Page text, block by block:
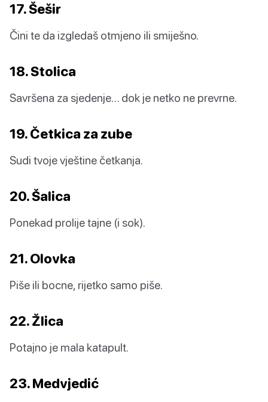
17. Šešir
Čini te da izgledaš otmjeno ili smiješno.
18. Stolica
Savršena za sjedenje… dok je netko ne prevrne.
19. Četkica za zube
Sudi tvoje vještine četkanja.
20. Šalica
Ponekad prolije tajne (i sok).
21. Olovka
Piše ili bocne, rijetko samo piše.
22. Žlica
Potajno je mala katapult.
23. Medvjedić